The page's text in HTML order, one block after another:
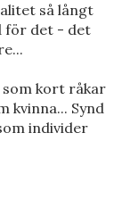
så långt
för det - det
kort råkar
kvinna... Synd
individer